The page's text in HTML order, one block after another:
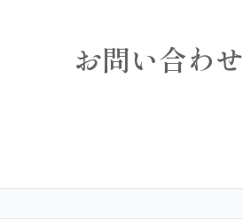
お問い合わせ